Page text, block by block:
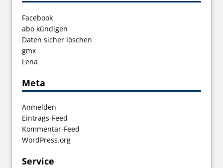
Facebook
abo kündigen
Daten sicher löschen
gmx
Lena
Meta
Anmelden
Eintrags-Feed
Kommentar-Feed
WordPress.org
Service